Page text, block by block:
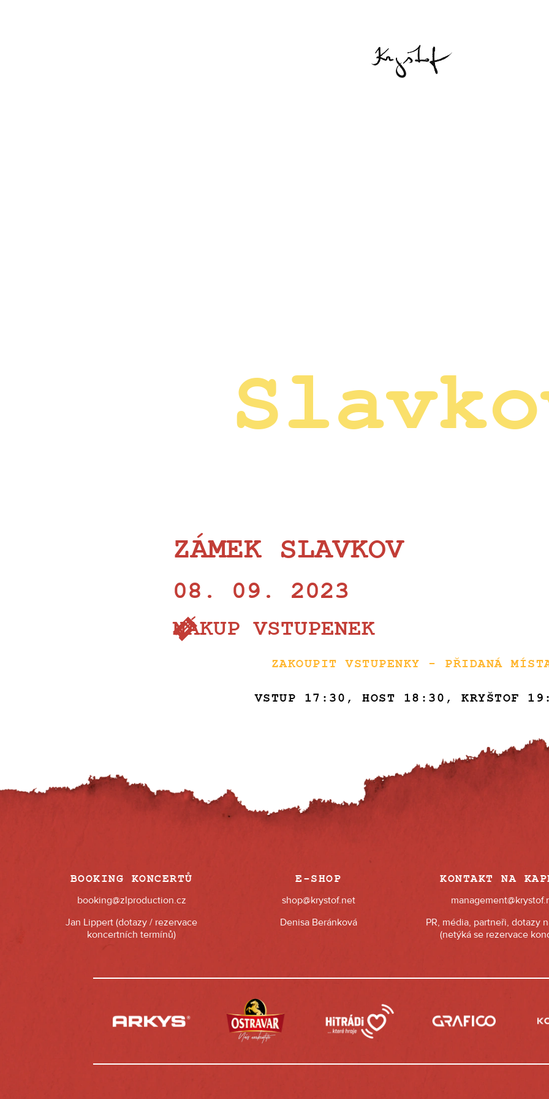
ZÁMEK SLAVKOV
08. 09. 2023
NÁKUP VSTUPENEK
ZAKOUPIT VSTUPENKY - PŘIDANÁ
VSTUP 17:30, HOST 18:30, KRYŠTOF
BOOKING KONCERTŮ
booking@zlproduction.cz
Jan Lippert (dotazy / rezervace
koncertních termínů)
E-SHOP
shop@krystof.net
Denisa Beránková
KONTAKT NA
PR, média, partneři, dotazy
(netýká se rezervace